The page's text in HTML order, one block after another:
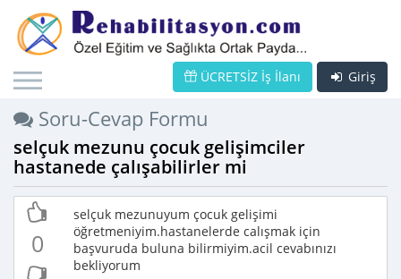
Giriş
ÜCRETSİZ İş İlanı
Soru-Cevap Formu
selçuk mezunu çocuk gelişimciler
hastanede çalışabilirler mi
0
selçuk mezunuyum çocuk gelişimi
öğretmeniyim.hastanelerde calışmak için
başvuruda buluna bilirmiyim.acil cevabınızı
bekliyorum